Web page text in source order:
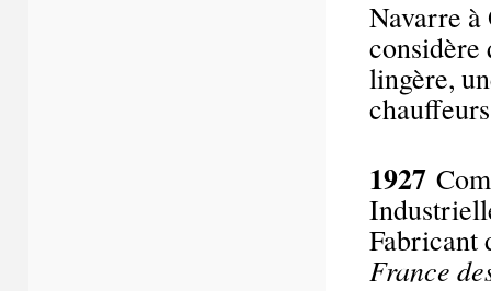
Navarre
considère
lingère,
1927
Fabricant
France